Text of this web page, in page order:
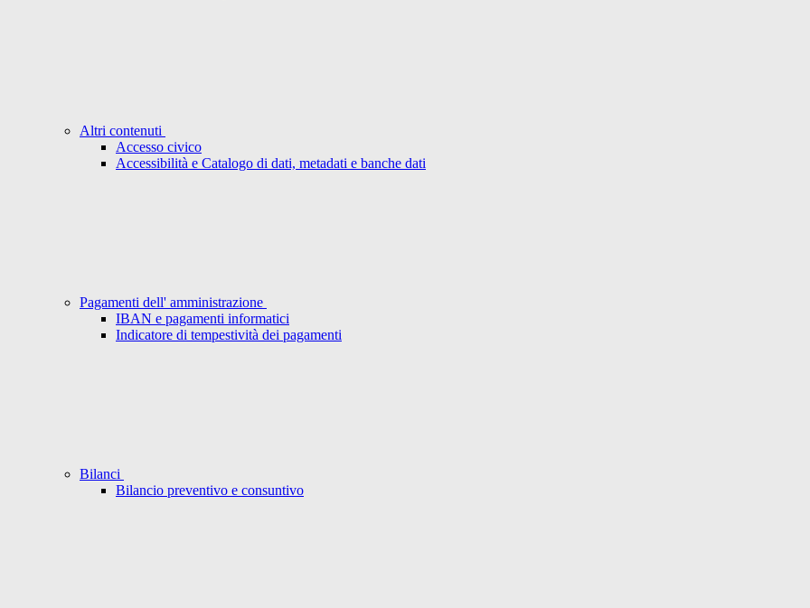
Altri contenuti
Accesso civico
Accessibilità e Catalogo di dati, metadati e banche dati
Pagamenti dell' amministrazione
IBAN e pagamenti informatici
Indicatore di tempestività dei pagamenti
Bilanci
Bilancio preventivo e consuntivo